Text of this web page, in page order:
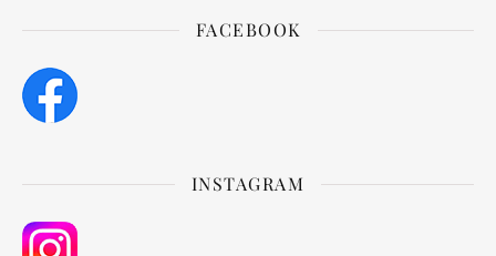
FACEBOOK
INSTAGRAM